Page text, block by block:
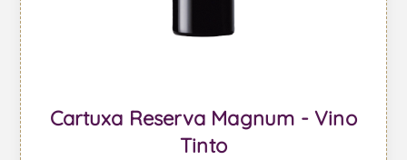
Cartuxa Reserva Magnum - Vino
Tinto